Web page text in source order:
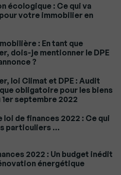
écologique : Ce qui va
votre immobilier en
: En tant que
dois-je mentionner le DPE
?
loi Climat et DPE : Audit
obligatoire pour les biens
1er septembre 2022
loi de finances 2022 : Ce qui
particuliers …
2022 : Un budget inédit
énergétique